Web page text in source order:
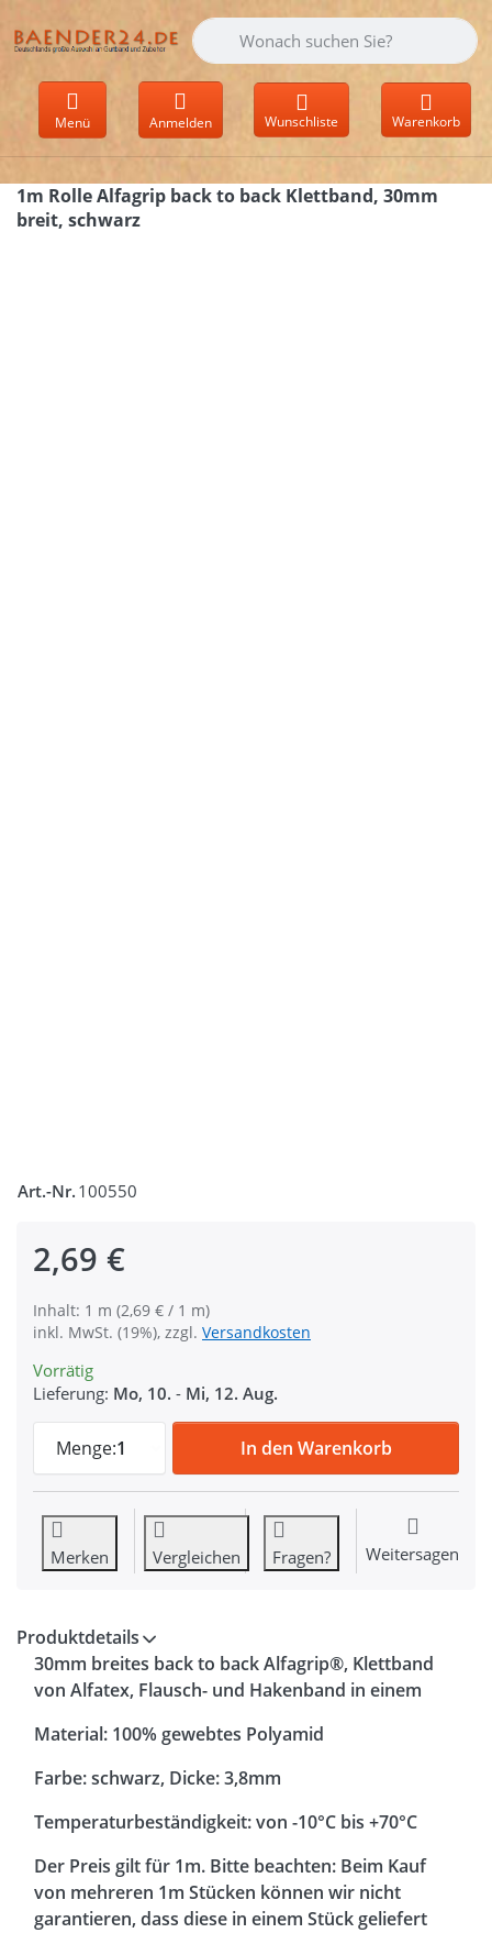
Geben Sie einen Suchbegriff ein.
Menü Anmelden Wunschliste Warenkorb
1m Rolle Alfagrip back to back Klettband, 30mm
breit, schwarz
Art.-Nr. 100550
2,69 €
Inhalt: 1 m (2,69 € / 1 m)
inkl. MwSt. (19%), zzgl. Versandkosten
Vorrätig
Lieferung: Mo, 10. - Mi, 12. Aug.
Menge:1
1m Rolle Alfagrip back to back
In den Warenkorb
Merken Vergleichen Fragen? Weitersagen
Produktdetails
30mm breites back to back Alfagrip®, Klettband
von Alfatex, Flausch- und Hakenband in einem
Material: 100% gewebtes Polyamid
Farbe: schwarz, Dicke: 3,8mm
Temperaturbeständigkeit: von -10°C bis +70°C
Der Preis gilt für 1m. Bitte beachten: Beim Kauf
von mehreren 1m Stücken können wir nicht
garantieren, dass diese in einem Stück geliefert